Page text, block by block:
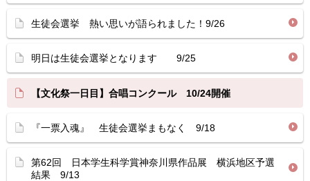
生徒会選挙 熱い思いが語られました！9/26
明日は生徒会選挙となります 9/25
【文化祭一日目】合唱コンクール 10/24開催
『一票入魂』 生徒会選挙まもなく 9/18
第62回 日本学生科学賞神奈川県作品展 横浜地区予選
結果 9/13